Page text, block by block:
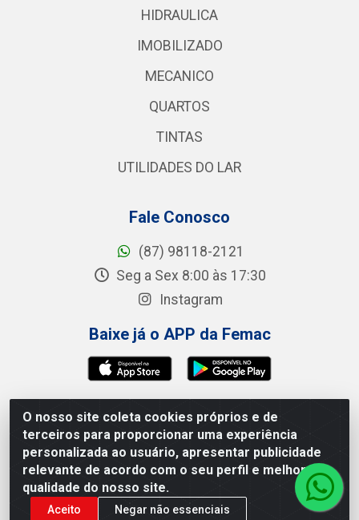
O nosso site coleta cookies próprios e de
terceiros para proporcionar uma experiência
personalizada ao usuário, apresentar publicidade
relevante de acordo com o seu perfil e melhorar a
qualidade do nosso site.
Aceito Negar não essenciais
HIDRAULICA
IMOBILIZADO
MECANICO
QUARTOS
TINTAS
UTILIDADES DO LAR
Fale Conosco
(87) 98118-2121
Seg a Sex 8:00 às 17:30
Instagram
Baixe já o APP da Femac
Femac Distribuidora - 1a Travessa Siqueira Campos,
100 - Centro, Brejão/PE - CEP 55.325-000 - CNPJ
09.266.030/0001-19